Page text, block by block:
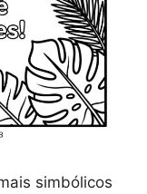
simbólicos